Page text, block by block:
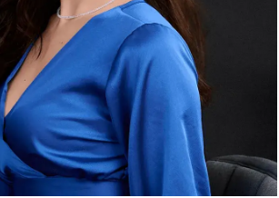
Sophie Dimulete
Social Media Manager